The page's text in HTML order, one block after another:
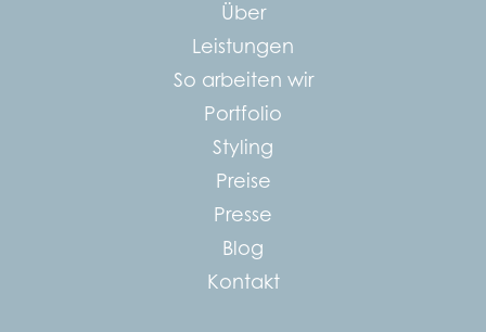
Über
Leistungen
So arbeiten wir
Portfolio
Styling
Preise
Presse
Blog
Kontakt